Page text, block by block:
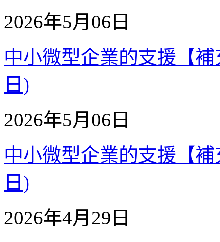
2026年5月06日
中小微型企業的支援【
日)
2026年5月06日
中小微型企業的支援【
日)
2026年4月29日